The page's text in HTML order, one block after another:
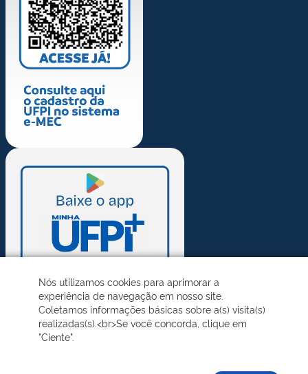
Nós utilizamos cookies para aprimorar a
experiência de navegação em nosso site.
Coletamos informações básicas sobre a(s) visita(s)
realizadas(s).<br>Se você concorda, clique em
"Ciente".